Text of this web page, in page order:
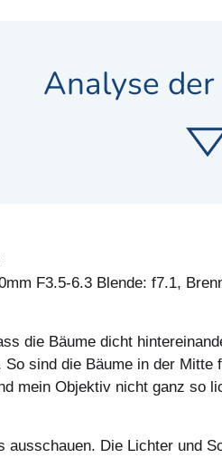
Analyse
F3.5-6.3 Blende: f7.1,
die Bäume dicht
sind die Bäume in der
mein Objektiv nicht ganz so
ausschauen. Die Lichter und